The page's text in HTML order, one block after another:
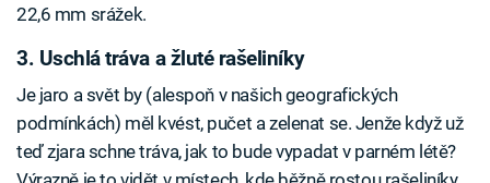
22,6 mm srážek.
3. Uschlá tráva a žluté rašeliníky
Je jaro a svět by (alespoň v našich geografických
podmínkách) měl kvést, pučet a zelenat se. Jenže když už
teď zjara schne tráva, jak to bude vypadat v parném létě?